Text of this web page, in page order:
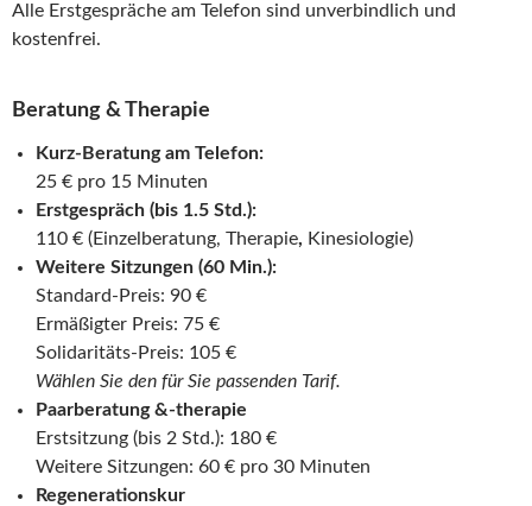
Alle Erstgespräche am Telefon sind unverbindlich und
kostenfrei.
Beratung & Therapie
Kurz-Beratung am Telefon:
25 € pro 15 Minuten
Erstgespräch (bis 1.5 Std.):
110 € (Einzelberatung, Therapie, Kinesiologie)
Weitere Sitzungen (60 Min.):
Standard-Preis: 90 €
Ermäßigter Preis: 75 €
Solidaritäts-Preis: 105 €
Wählen Sie den für Sie passenden Tarif.
Paarberatung &-therapie
Erstsitzung (bis 2 Std.): 180 €
Weitere Sitzungen: 60 € pro 30 Minuten
Regenerationskur